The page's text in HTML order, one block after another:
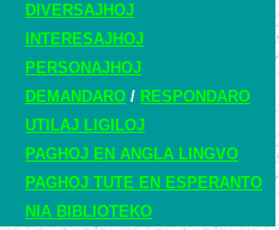
DIVERSAJHOJ
INTERESAJHOJ
PERSONAJHOJ
DEMANDARO / RESPONDARO
UTILAJ LIGILOJ
PAGHOJ EN ANGLA LINGVO
PAGHOJ TUTE EN ESPERANTO
NIA BIBLIOTEKO